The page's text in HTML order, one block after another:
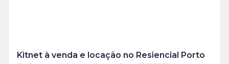
Kitnet à venda e locação no Resiencial Porto